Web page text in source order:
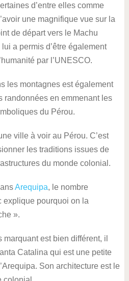
d’entre elles comme
une magnifique vue sur la
de départ vers le Machu
a permis d’être également
par l’UNESCO.
les montagnes est également
randonnées en emmenant les
du Pérou.
ville à voir au Pérou. C’est
les traditions issues de
du monde colonial.
Arequipa, le nombre
explique pourquoi on la
».
est bien différent, il
Catalina qui est une petite
Son architecture est le